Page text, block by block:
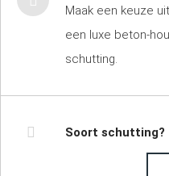
Maak een keuze
een luxe beton-
schutting.
Soort schutting?